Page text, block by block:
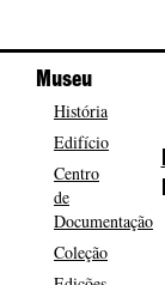
Museu
História
Edifício
Centro
de
Documentação
Coleção